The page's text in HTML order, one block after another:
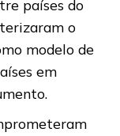
países do
o
modelo de
em